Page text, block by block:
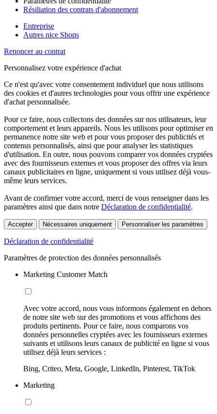
Résiliation des contrats d'abonnement
Entreprise
Autres nice Shops
Renoncer au contrat
Personnalisez votre expérience d'achat
Ce n'est qu'avec votre consentement individuel que nous utilisons
des cookies et d'autres technologies pour vous offrir une expérience
d'achat personnalisée.
Pour ce faire, nous collectons des données sur nos utilisateurs, leur
comportement et leurs appareils. Nous les utilisons pour optimiser en
permanence notre site web et pour vous proposer des publicités et
contenus personnalisés, ainsi que pour analyser les statistiques
d'utilisation. En outre, nous pouvons comparer vos données cryptées
avec des fournisseurs externes et vous proposer des offres via leurs
canaux publicitaires en ligne, uniquement si vous utilisez déjà vous-
même leurs services.
Avant de confirmer votre accord, merci de vous renseigner dans les
paramètres ainsi que dans notre Déclaration de confidentialité.
Accepter Nécessaires uniquement Personnaliser les paramètres
Déclaration de confidentialité
Paramètres de protection des données personnalisés
Marketing Customer Match
Avec votre accord, nous vous informons également en dehors
de notre site web sur des promotions et vous affichons des
produits pertinents. Pour ce faire, nous comparons vos
données personnelles cryptées avec les fournisseurs externes
suivants et utilisons leurs canaux de publicité en ligne si vous
utilisez déjà leurs services :
Bing, Criteo, Meta, Google, LinkedIn, Pinterest, TikTok
Marketing